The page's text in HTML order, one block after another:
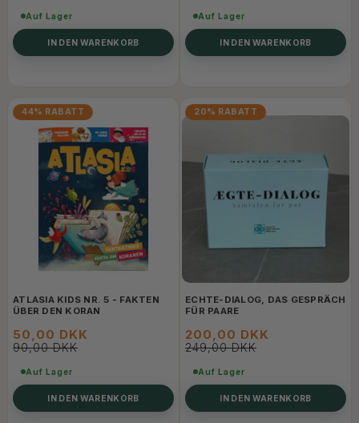
Auf Lager
IN DEN WARENKORB
Auf Lager
IN DEN WARENKORB
44% RABATT
ATLASIA KIDS NR. 5 - FAKTEN
ÜBER DEN KORAN
50,00 DKK
90,00 DKK
Auf Lager
IN DEN WARENKORB
20% RABATT
ECHTE-DIALOG, DAS GESPRÄCH
FÜR PAARE
200,00 DKK
249,00 DKK
Auf Lager
IN DEN WARENKORB